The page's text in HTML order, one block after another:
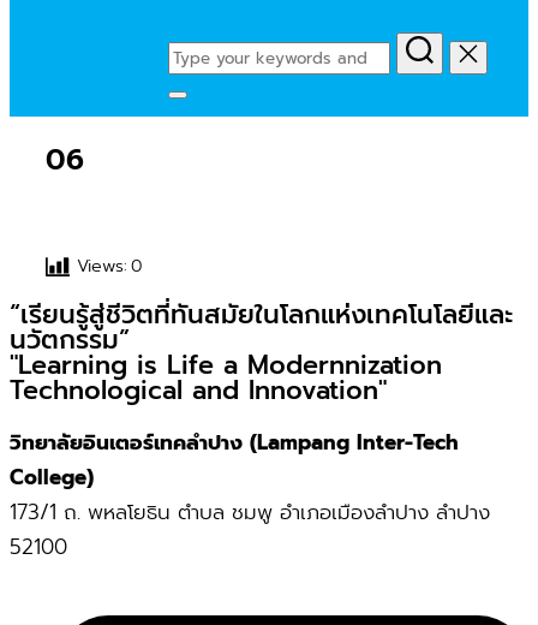
Search
for:
Toggle
06
Views:0
“เรียนรู้สู่ชีวิตที่ทันสมัยในโลกแห่งเทคโนโลยีและ
นวัตกรรม”
"Learning is Life a Modernnization
Technological and Innovation"
วิทยาลัยอินเตอร์เทคลำปาง (Lampang Inter-Tech
College)
173/1 ถ. พหลโยธิน ตำบล ชมพู อำเภอเมืองลำปาง ลำปาง
52100